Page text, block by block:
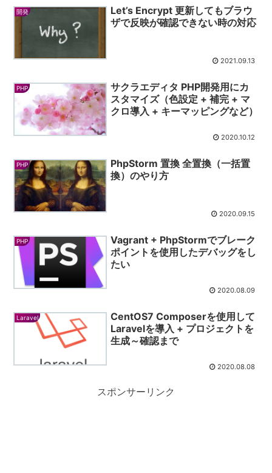
開発
Let’s Encrypt 更新してもブラウ
ザで反映が確認できない時の対応
2021.09.13
PHP
サクラエディタ PHP開発用にカ
スタマイズ（色設定 + 補完 + マ
クロ導入 + キーマッピングなど）
2020.10.12
PHP
PhpStorm 置換 全置換（一括置
換）のやり方
2020.09.15
PHP
Vagrant + PhpStormでブレーク
ポイントを使用したデバッグをし
たい
2020.08.09
Laravel
CentOS7 Composerを使用して
Laravelを導入 + プロジェクトを
生成～確認まで
2020.08.08
スポンサーリンク